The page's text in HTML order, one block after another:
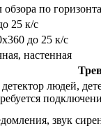
по
25 к/с
до 25 к/с
настенная
людей,
звук